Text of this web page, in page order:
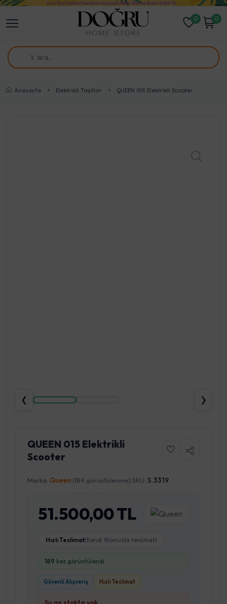
0 0
Anasayfa Elektrikli Taşıtlar QUEEN 015 Elektrikli Scooter
❮ ❯
QUEEN 015 Elektrikli
Scooter
Marka: Queen (189 görüntülenme) SKU: S.3319
51.500,00 TL
Hızlı Teslimat(Kendi filomuzla teslimat)
189 kez görüntülendi
Güvenli Alışveriş Hızlı Teslimat
Şu an stokta yok